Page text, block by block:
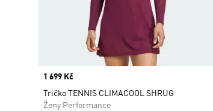
Price
1 699 Kč
Tričko TENNIS CLIMACOOL SHRUG
Ženy Performance